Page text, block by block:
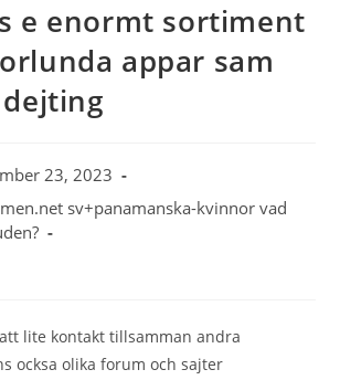
e enormt sortiment
appar sam
23, 2023
sv+panamanska-kvinnor vad
lite kontakt tillsamman andra
ocksa olika forum och sajter